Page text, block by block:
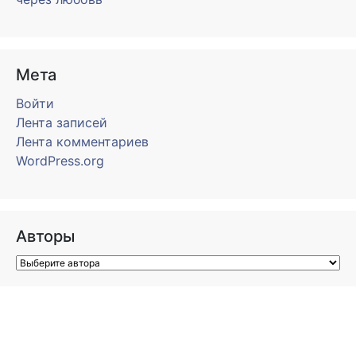
Мета
Войти
Лента записей
Лента комментариев
WordPress.org
Авторы